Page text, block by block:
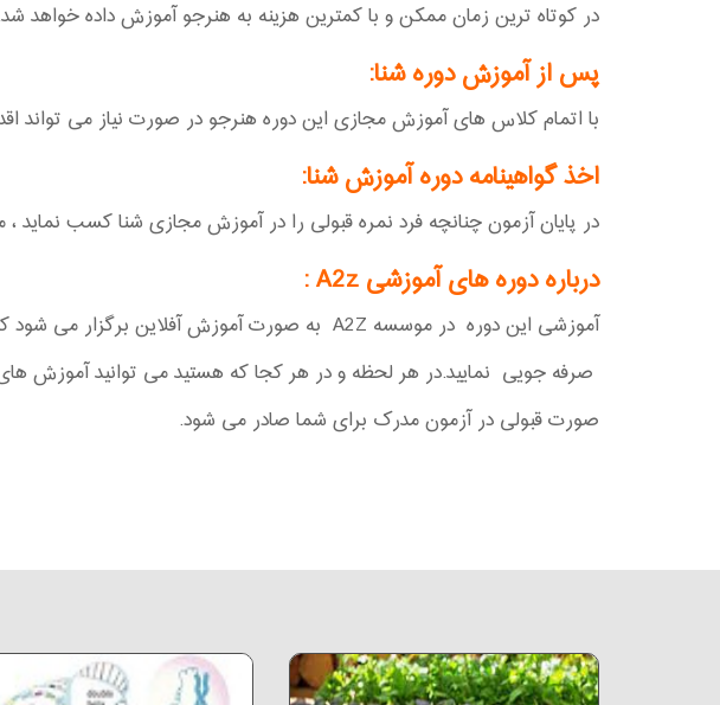
در کوتاه ترین زمان ممکن و با کمترین هزینه به هنرجو آموزش داده خواهد
پس از آموزش دوره شنا:
با اتمام کلاس های آموزش مجازی این دوره هنرجو در صورت نیاز می تواند
اخذ گواهینامه دوره آموزش شنا:
در پایان آزمون چنانچه فرد نمره قبولی را در آموزش مجازی شنا کسب نماید
درباره دوره های آموزشی A2z :
آموزشی این دوره در موسسه A2Z به صورت آموزش آفلاین برگزار می شود که با این متود نوین آموزشی می توانید در هزینه و انرژی و زمان خود
صرفه جویی نمایید.در هر لحظه و در هر کجا که هستید می توانید آموزش
صورت قبولی در آزمون مدرک برای شما صادر می شود.